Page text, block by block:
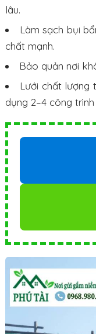
lâu.
Làm sạch bụi
chất mạnh.
Bảo quản nơi
Lưới chất lượng
dụng 2–4 công